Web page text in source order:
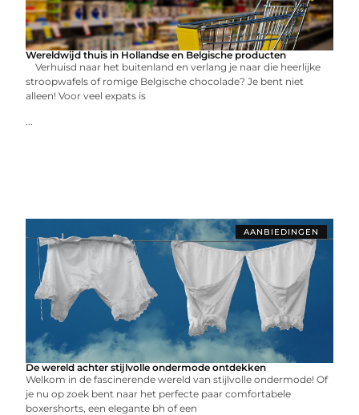
Wereldwijd thuis in Hollandse en Belgische producten
Verhuisd naar het buitenland en verlang je naar die heerlijke
stroopwafels of romige Belgische chocolade? Je bent niet
alleen! Voor veel expats is
...
AANBIEDINGEN
De wereld achter stijlvolle ondermode ontdekken
Welkom in de fascinerende wereld van stijlvolle ondermode! Of
je nu op zoek bent naar het perfecte paar comfortabele
boxershorts, een elegante bh of een